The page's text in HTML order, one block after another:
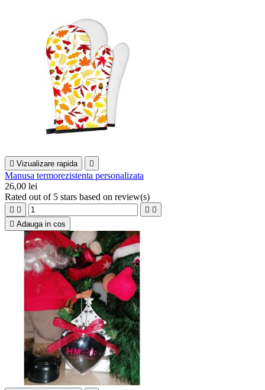
 Vizualizare rapida 
Manusa termorezistenta personalizata
26,00 lei
Rated out of 5 stars based on review(s)
   
 Adauga in cos